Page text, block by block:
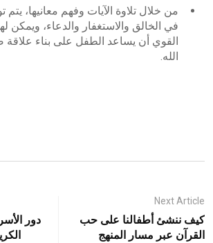
من خلال تلاوة الآيات وفهم معانيها، يتم
في الخالق والاستغفار والدعاء، ويمكن
القوي أن يساعد الطفل على بناء علاقة
الله.
دور
Next Article
كيف ننشئ أطفالنا على حب
القرآن عبر مسار المنهج